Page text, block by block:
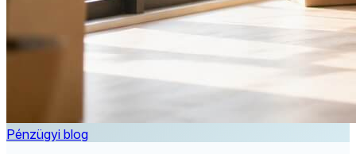
Pénzügyi blog